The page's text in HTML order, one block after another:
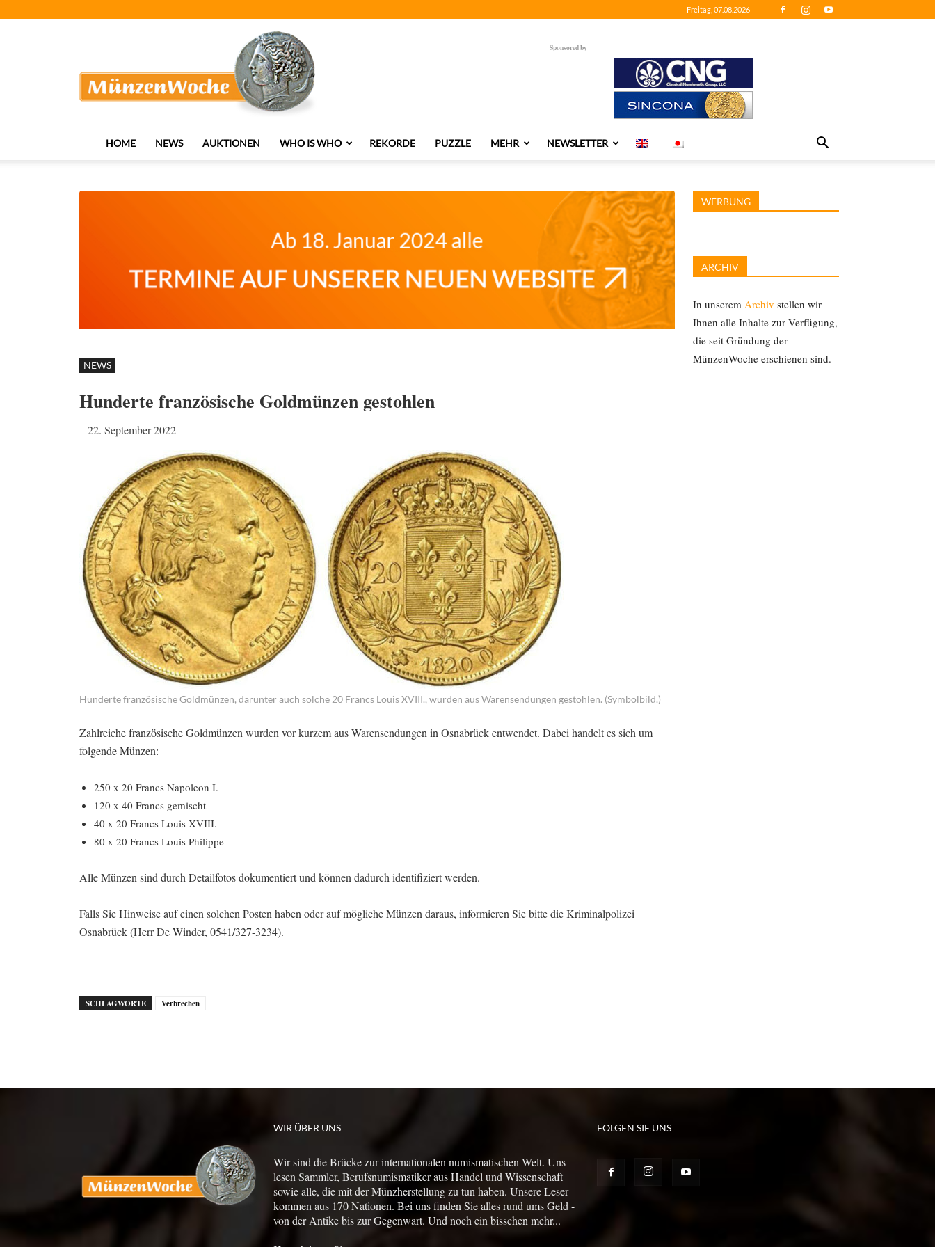
Freitag, 07.08.2026
Sponsored by
HOME NEWS AUKTIONEN WHO IS WHO REKORDE PUZZLE MEHR NEWSLETTER
NEWS
Hunderte französische Goldmünzen gestohlen
22. September 2022
Hunderte französische Goldmünzen, darunter auch solche 20 Francs Louis XVIII., wurden aus Warensendungen gestohlen. (Symbolbild.)
Zahlreiche französische Goldmünzen wurden vor kurzem aus Warensendungen in Osnabrück entwendet. Dabei handelt es sich um
folgende Münzen:
250 x 20 Francs Napoleon I.
120 x 40 Francs gemischt
40 x 20 Francs Louis XVIII.
80 x 20 Francs Louis Philippe
Alle Münzen sind durch Detailfotos dokumentiert und können dadurch identifiziert werden.
Falls Sie Hinweise auf einen solchen Posten haben oder auf mögliche Münzen daraus, informieren Sie bitte die Kriminalpolizei
Osnabrück (Herr De Winder, 0541/327-3234).
SCHLAGWORTE Verbrechen
WERBUNG
ARCHIV
In unserem Archiv stellen wir
Ihnen alle Inhalte zur Verfügung,
die seit Gründung der
MünzenWoche erschienen sind.
WIR ÜBER UNS
Wir sind die Brücke zur internationalen numismatischen Welt. Uns
lesen Sammler, Berufsnumismatiker aus Handel und Wissenschaft
sowie alle, die mit der Münzherstellung zu tun haben. Unsere Leser
kommen aus 170 Nationen. Bei uns finden Sie alles rund ums Geld -
von der Antike bis zur Gegenwart. Und noch ein bisschen mehr...
FOLGEN SIE UNS